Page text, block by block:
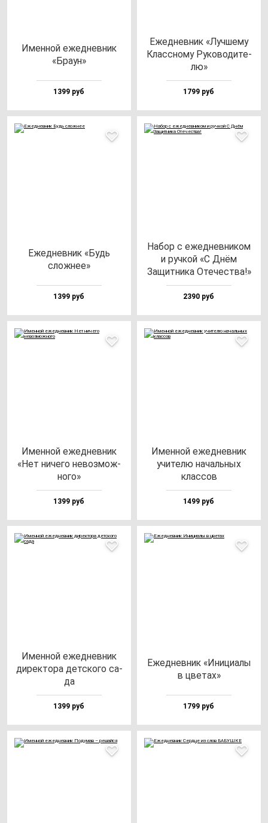
Имен­ной ежед­нев­ник
«Бра­ун»
1399 руб
Ежед­нев­ник «Луч­ше­му
Клас­сно­му Руко­во­ди­те­
лю»
1799 руб
Ежед­нев­ник «Будь
слож­нее»
1399 руб
Набор с ежед­нев­ни­ком
и руч­кой «С Днём
Защит­ни­ка Оте­чес­тва!»
2390 руб
Имен­ной ежед­нев­ник
«Нет ни­че­го не­воз­мож­
но­го»
1399 руб
Имен­ной ежед­нев­ник
учи­те­лю на­чаль­ных
клас­сов
1499 руб
Имен­ной ежед­нев­ник
ди­рек­то­ра дет­ско­го са­
да
1399 руб
Ежед­нев­ник «Ини­ци­алы
в цве­тах»
1799 руб